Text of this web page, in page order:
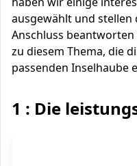
ausgewählt und stellen
Anschluss
zu diesem Thema, die
passenden Inselhaube
1 : Die